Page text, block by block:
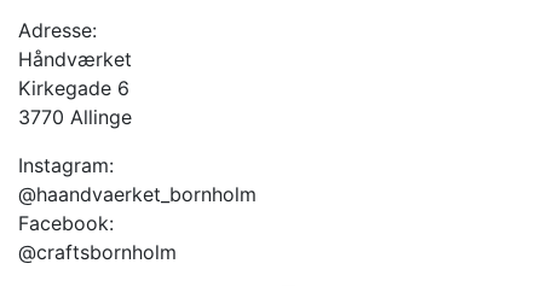
Adresse:
Håndværket
Kirkegade 6
3770 Allinge
Instagram:
@haandvaerket_bornholm
Facebook:
@craftsbornholm